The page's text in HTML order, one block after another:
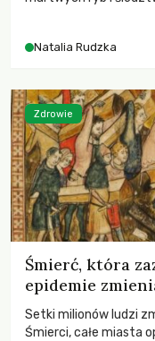
zdarzeń
Natalia Rudzka
Śmierć, która
epidemie
Setki milionów ludzi
Śmierci, całe miasta
Zdrowie